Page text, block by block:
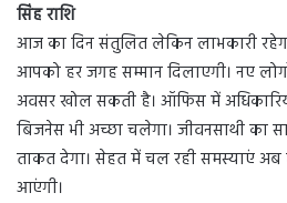
सिंह राशि
आज का दिन संतुलित लेकिन लाभकारी
आपको हर जगह सम्मान दिलाएगी। नए
अवसर खोल सकती है। ऑफिस में
बिजनेस भी अच्छा चलेगा। जीवनसाथी का
ताकत देगा। सेहत में चल रही समस्याएं अब
आएंगी।